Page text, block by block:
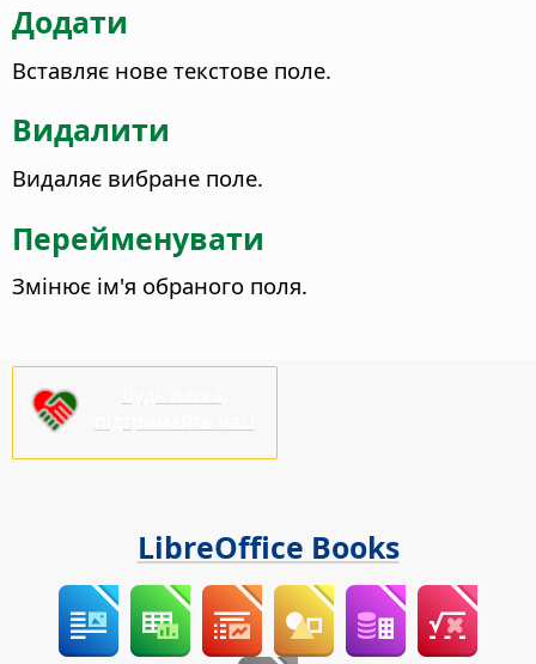
Додати
Вставляє нове текстове поле.
Видалити
Видаляє вибране поле.
Перейменувати
Змінює ім'я обраного поля.
LibreOffice Books